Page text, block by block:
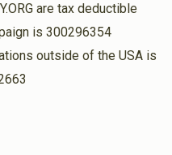
are tax deductible
is 300296354
outside of the USA is